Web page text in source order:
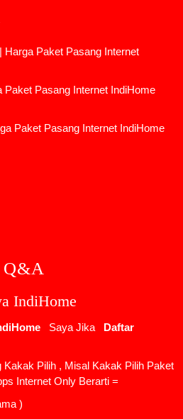
Harga Paket Pasang Internet
Paket Pasang Internet IndiHome
Paket Pasang Internet IndiHome
Q&A
IndiHome
Saya Jika
Daftar
Pilih , Misal Kakak Pilih Paket
Internet Only Berarti =
)